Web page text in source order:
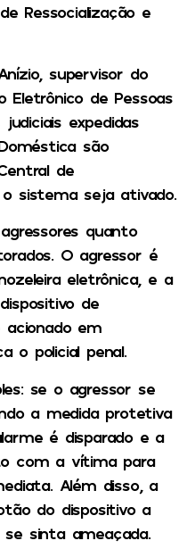
Ressocialização e
supervisor do
Eletrônico de Pessoas
judiciais expedidas
são
de
sistema seja ativado.
quanto
O agressor é
eletrônica, e a
de
acionado em
o policial penal.
se o agressor se
a medida protetiva
é disparado e a
com a vítima para
Além disso, a
do dispositivo a
sinta ameaçada.